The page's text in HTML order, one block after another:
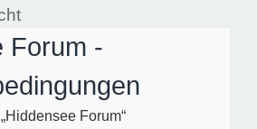
Forum -
Forum“